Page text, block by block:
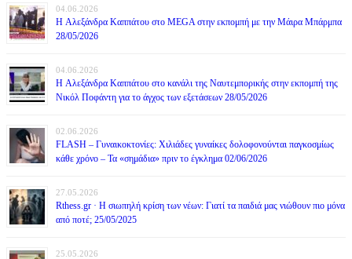
04.06.2026
H Αλεξάνδρα Καππάτου στο MEGA στην εκπομπή με την Μάιρα Mπάρμπα
28/05/2026
04.06.2026
H Αλεξάνδρα Καππάτου στο κανάλι της Ναυτεμπορικής στην εκπομπή της
Νικόλ Ποφάντη για το άγχος των εξετάσεων 28/05/2026
02.06.2026
FLASH – Γυναικοκτονίες: Χιλιάδες γυναίκες δολοφονούνται παγκοσμίως
κάθε χρόνο – Τα «σημάδια» πριν το έγκλημα 02/06/2026
27.05.2026
Rthess.gr · Η σιωπηλή κρίση των νέων: Γιατί τα παιδιά μας νιώθουν πιο μόνα
από ποτέ; 25/05/2025
25.05.2026